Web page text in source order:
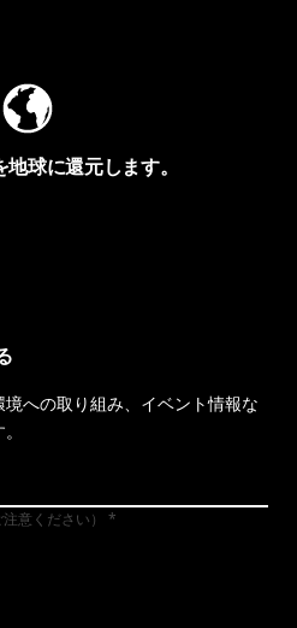
球に還元します。
への取り組み、イベント情報な
意ください）